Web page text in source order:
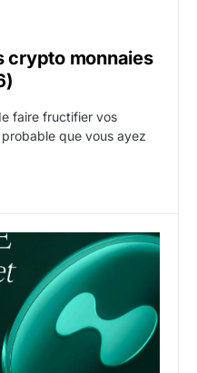
crypto monnaies
faire fructifier vos
que vous ayez
lance le